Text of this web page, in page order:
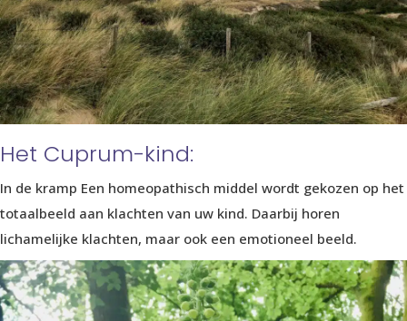
Het Cuprum-kind:
In de kramp Een homeopathisch middel wordt gekozen op het
totaalbeeld aan klachten van uw kind. Daarbij horen
lichamelijke klachten, maar ook een emotioneel beeld.